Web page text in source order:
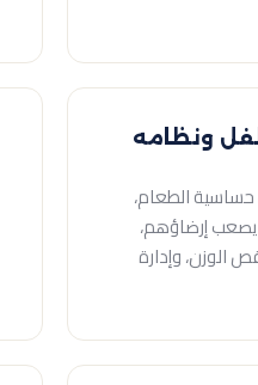
ونظامه
حساسية الطعام،
يصعب إرضاؤهم،
الوزن، وإدارة